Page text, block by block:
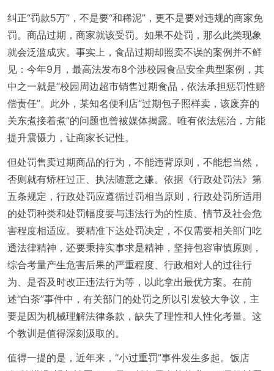
纠正“罚款5万”，不是要“和稀泥”，更不是要对违规的商家免
罚。商品过期，商家就该受罚。如果不处罚，那么此类现象
就会泛滥成灾。事实上，食品过期却照卖不误的案例并不鲜
见：今年9月，最高法发布8个涉校园食品安全典型案例，其
中之一就是“校园周边超市销售过期食品，依法承担惩罚性赔
偿责任”。此外，某知名便利店“过期包子照样卖，该废弃的
关东煮接着煮”的问题也曾被媒体揭露。唯有依法惩治，方能
提升震慑力，让商家长记性。
但处罚售卖过期商品的行为，不能违背原则，不能想当然，
否则就有矫枉过正、执法随意之嫌。依据《行政处罚法》第
五条规定，行政处罚应遵循过罚相当原则，行政处罚所适用
的处罚种类和处罚幅度要与违法行为的性质、情节及社会危
害程度相适应。要精准下达处罚决定，不仅需要相关部门吃
透法律精神，还要秉持实事求是精神，坚持包容审慎原则，
综合考量产生危害后果的严重程度、行政相对人的过往行
为、是否及时改正违法行为等，以此拿出最优方案。在前
述“白茶”事件中，有关部门的处罚之所以引发较大争议，主
要是因为机械理解法律条款，缺失了理性和人性化考量。这
个教训是值得深刻汲取的。
值得一提的是，近年来，“小过重罚”事件发生多起。饭店